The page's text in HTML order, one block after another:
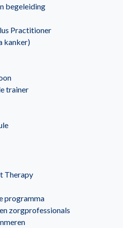
begeleiding
Practitioner
kanker)
trainer
Therapy
programma
zorgprofessionals